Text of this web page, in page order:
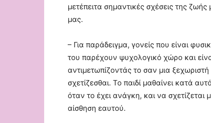
μετέπειτα σημαντικές σχέσεις της
μας.
– Για παράδειγμα, γονείς που είναι
του παρέχουν ψυχολογικό χώρο και
αντιμετωπίζοντάς το σαν μια
σχετίζεσθαι. Το παιδί μαθαίνει κατά
όταν το έχει ανάγκη, και να
αίσθηση εαυτού.